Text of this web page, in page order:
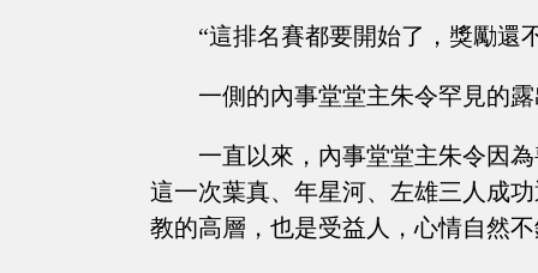
“這排名賽都要開始了，獎勵還
一側的內事堂堂主朱令罕見的
一直以來，內事堂堂主朱令因
這一次葉真、年星河、左雄三人成
教的高層，也是受益人，心情自然